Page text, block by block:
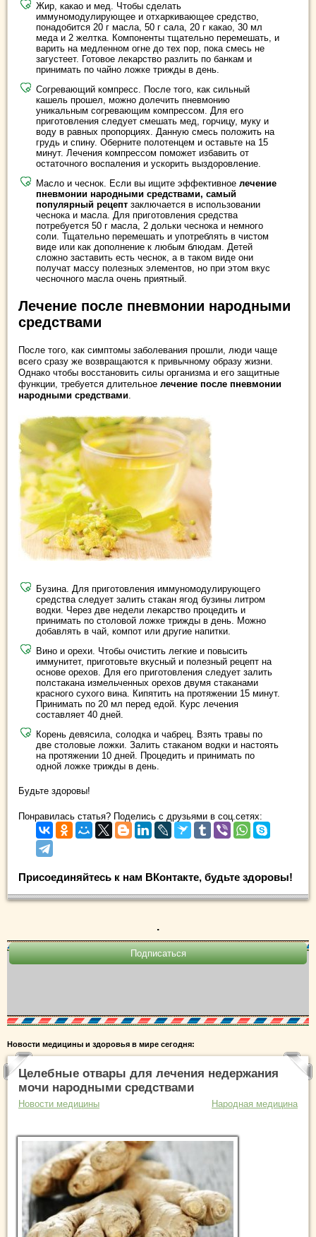
Жир, какао и мед. Чтобы сделать
иммуномодулирующее и отхаркивающее средство,
понадобится 20 г масла, 50 г сала, 20 г какао, 30 мл
меда и 2 желтка. Компоненты тщательно перемешать, и
варить на медленном огне до тех пор, пока смесь не
загустеет. Готовое лекарство разлить по банкам и
принимать по чайно ложке трижды в день.
Согревающий компресс. После того, как сильный
кашель прошел, можно долечить пневмонию
уникальным согревающим компрессом. Для его
приготовления следует смешать мед, горчицу, муку и
воду в равных пропорциях. Данную смесь положить на
грудь и спину. Оберните полотенцем и оставьте на 15
минут. Лечения компрессом поможет избавить от
остаточного воспаления и ускорить выздоровление.
Масло и чеснок. Если вы ищите эффективное лечение
пневмонии народными средствами, самый
популярный рецепт заключается в использовании
чеснока и масла. Для приготовления средства
потребуется 50 г масла, 2 дольки чеснока и немного
соли. Тщательно перемешать и употреблять в чистом
виде или как дополнение к любым блюдам. Детей
сложно заставить есть чеснок, а в таком виде они
получат массу полезных элементов, но при этом вкус
чесночного масла очень приятный.
Лечение после пневмонии народными
средствами
После того, как симптомы заболевания прошли, люди чаще
всего сразу же возвращаются к привычному образу жизни.
Однако чтобы восстановить силы организма и его защитные
функции, требуется длительное лечение после пневмонии
народными средствами.
Бузина. Для приготовления иммуномодулирующего
средства следует залить стакан ягод бузины литром
водки. Через две недели лекарство процедить и
принимать по столовой ложке трижды в день. Можно
добавлять в чай, компот или другие напитки.
Вино и орехи. Чтобы очистить легкие и повысить
иммунитет, приготовьте вкусный и полезный рецепт на
основе орехов. Для его приготовления следует залить
полстакана измельченных орехов двумя стаканами
красного сухого вина. Кипятить на протяжении 15 минут.
Принимать по 20 мл перед едой. Курс лечения
составляет 40 дней.
Корень девясила, солодка и чабрец. Взять травы по
две столовые ложки. Залить стаканом водки и настоять
на протяжении 10 дней. Процедить и принимать по
одной ложке трижды в день.
Будьте здоровы!
Понравилась статья? Поделись с друзьями в соц.сетях:
Присоединяйтесь к нам ВКонтакте, будьте здоровы!
.
Новости медицины и здоровья в мире сегодня:
Целебные отвары для лечения недержания
мочи народными средствами
Новости медицины Народная медицина